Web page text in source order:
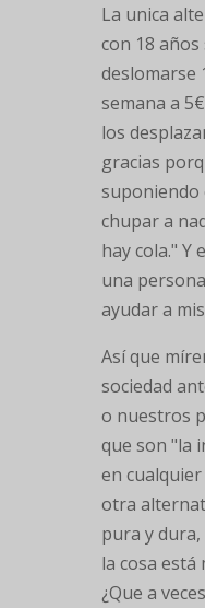
La unica
con 18
deslomarse
semana a
los
gracias
suponiendo
chupar a
hay cola." Y
una
ayudar a
Así que
sociedad
o nuestros
que son "la
en
otra
pura y
la cosa está
¿Que a